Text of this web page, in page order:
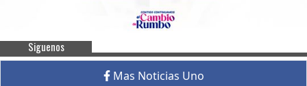
Siguenos
Mas Noticias Uno